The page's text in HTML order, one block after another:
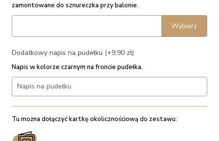
zamontowane do sznureczka przy balonie.
Wybierz
Dodatkowy napis na pudełku (+9,90 zł)
Napis w kolorze czarnym na froncie pudełka.
Tu można dołączyć kartkę okolicznościową do zestawu: